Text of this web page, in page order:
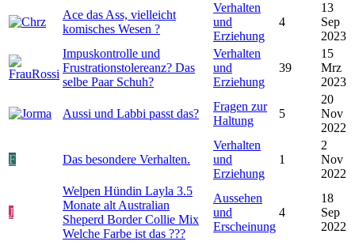
Ace das Ass, vielleicht
komisches Wesen ?
Verhalten
und
Erziehung
4
13
Sep
2023
Impuskontrolle und
Frustrationstolereanz? Das
selbe Paar Schuh?
Verhalten
und
Erziehung
39
15
Mrz
2023
Aussi und Labbi passt das?
Fragen zur
Haltung
5
20
Nov
2022
F Das besondere Verhalten.
Verhalten
und
Erziehung
1
2
Nov
2022
J
Welpen Hündin Layla 3.5
Monate alt Australian
Sheperd Border Collie Mix
Welche Farbe ist das ???
Aussehen
und
Erscheinung
4
18
Sep
2022